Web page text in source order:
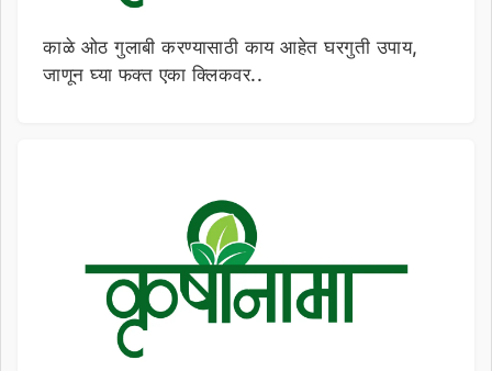
काळे ओठ गुलाबी करण्यासाठी काय आहेत घरगुती उपाय,
जाणून घ्या फक्त एका क्लिकवर..